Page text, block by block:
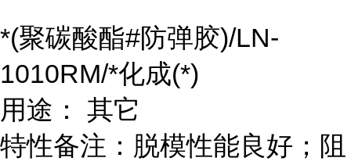
*(聚碳酸酯#防弹胶)/LN-
1010RM/*化成(*)
用途： 其它
特性备注：脱模性能良好；阻